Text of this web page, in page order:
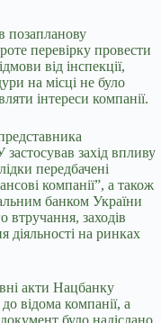
позапланову
перевірку провести
від інспекції,
на місці не було
інтереси компанії.
захід впливу
передбачені
компанії”, а також
банком України
втручання, заходів
діяльності на ринках
акти Нацбанку
відома компанії, а
було надіслано